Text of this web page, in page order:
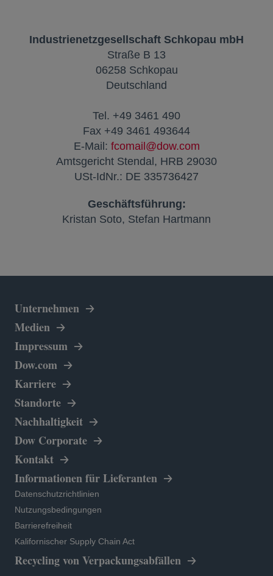
Industrienetzgesellschaft Schkopau mbH
Straße B 13
06258 Schkopau
Deutschland
Tel. +49 3461 490
Fax +49 3461 493644
E-Mail: fcomail@dow.com
Amtsgericht Stendal, HRB 29030
USt-IdNr.: DE 335736427
Geschäftsführung:
Kristan Soto, Stefan Hartmann
Unternehmen
Medien
Impressum
Dow.com wird in einer neuen Registerkarte geöffnet
Karriere
Standorte
Nachhaltigkeit
Dow Corporate wird in einer neuen Registerkarte
Kontakt
Informationen für Lieferanten wird in einer neuen
Datenschutzrichtlinien
wird in einer neuen Registerkarte geöffnet
Nutzungsbedingungen
wird in einer neuen Registerkarte geöffnet
Barrierefreiheit
wird in einer neuen Registerkarte geöffnet
Kalifornischer Supply Chain Act
wird in einer neuen Registerkarte geöffnet
Recycling von Verpackungsabfällen